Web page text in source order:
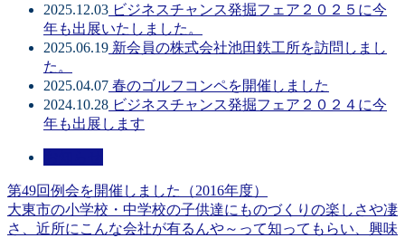
2025.12.03 ビジネスチャンス発掘フェア２０２５に今
年も出展いたしました。
2025.06.19 新会員の株式会社池田鉄工所を訪問しまし
た。
2025.04.07 春のゴルフコンペを開催しました
2024.10.28 ビジネスチャンス発掘フェア２０２４に今
年も出展します
第49回例会を開催しました（2016年度）
大東市の小学校・中学校の子供達にものづくりの楽しさや凄
さ、近所にこんな会社が有るんや～って知ってもらい、興味